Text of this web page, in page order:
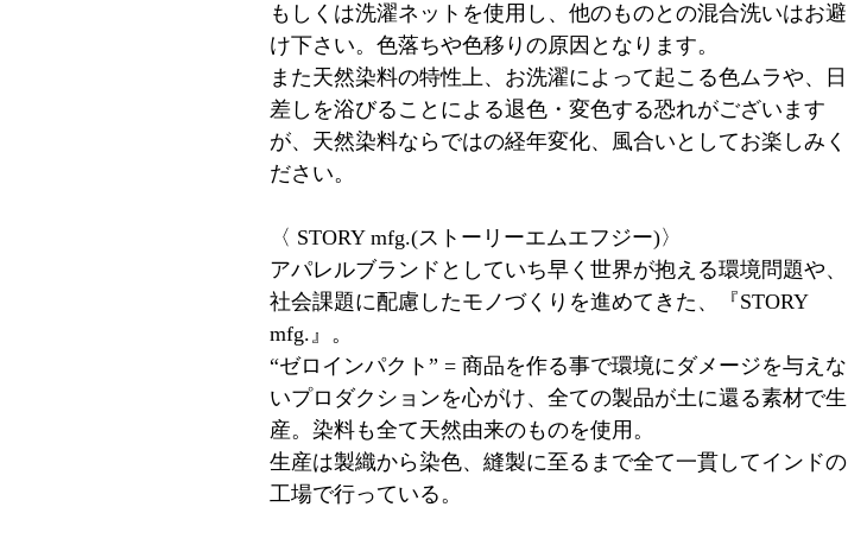
もしくは洗濯ネットを使用し、他のものとの混合洗いはお避
け下さい。色落ちや色移りの原因となります。
また天然染料の特性上、お洗濯によって起こる色ムラや、日
差しを浴びることによる退色・変色する恐れがございます
が、天然染料ならではの経年変化、風合いとしてお楽しみく
ださい。
〈 STORY mfg.(ストーリーエムエフジー)〉
アパレルブランドとしていち早く世界が抱える環境問題や、
社会課題に配慮したモノづくりを進めてきた、『STORY
mfg.』。
“ゼロインパクト” = 商品を作る事で環境にダメージを与えな
いプロダクションを心がけ、全ての製品が土に還る素材で生
産。染料も全て天然由来のものを使用。
生産は製織から染色、縫製に至るまで全て一貫してインドの
工場で行っている。